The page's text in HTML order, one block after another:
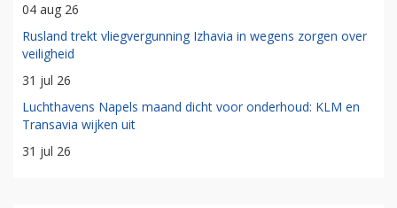
04 aug 26
Rusland trekt vliegvergunning Izhavia in wegens zorgen over
veiligheid
31 jul 26
Luchthavens Napels maand dicht voor onderhoud: KLM en
Transavia wijken uit
31 jul 26